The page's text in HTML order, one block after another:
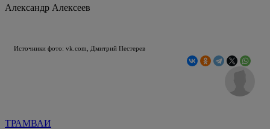
Александр Алексеев
Источники фото: vk.com, Дмитрий Пестерев
ТРАМВАИ